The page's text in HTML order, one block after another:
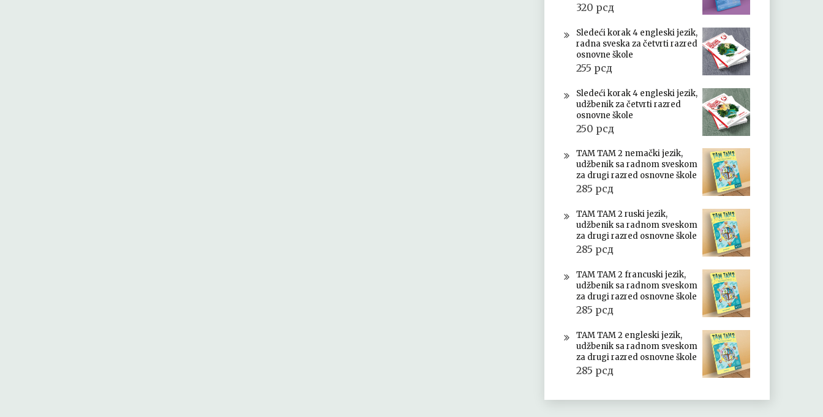
320 рсд
Sledeći korak 4 engleski jezik,
radna sveska za četvrti razred
osnovne škole
255 рсд
Sledeći korak 4 engleski jezik,
udžbenik za četvrti razred
osnovne škole
250 рсд
TAM TAM 2 nemački jezik,
udžbenik sa radnom sveskom
za drugi razred osnovne škole
285 рсд
TAM TAM 2 ruski jezik,
udžbenik sa radnom sveskom
za drugi razred osnovne škole
285 рсд
TAM TAM 2 francuski jezik,
udžbenik sa radnom sveskom
za drugi razred osnovne škole
285 рсд
TAM TAM 2 engleski jezik,
udžbenik sa radnom sveskom
za drugi razred osnovne škole
285 рсд